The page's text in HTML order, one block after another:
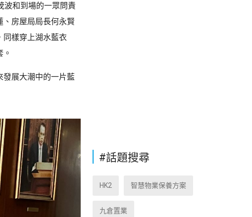
波和到場的一眾問責
、房屋局局長何永賢
同樣穿上湖水藍衣
發展大潮中的一片藍
#話題搜尋
HK2 智慧物業保養方案
九倉置業